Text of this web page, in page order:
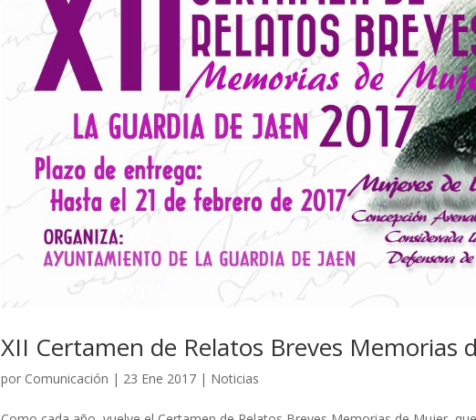
XII Certamen de Relatos Breves Memorias
por Comunicación | 23 Ene 2017| Noticias